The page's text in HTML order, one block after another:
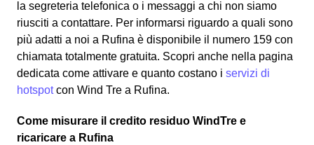
la segreteria telefonica o i messaggi a chi non siamo
riusciti a contattare. Per informarsi riguardo a quali sono
più adatti a noi a Rufina è disponibile il numero 159 con
chiamata totalmente gratuita. Scopri anche nella pagina
dedicata come attivare e quanto costano i servizi di
hotspotcon Wind Tre a Rufina.
Come misurare il credito residuo WindTre e
ricaricare a Rufina